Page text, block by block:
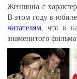
Женщина с
В этом году в
читателям, что в
знаменитого